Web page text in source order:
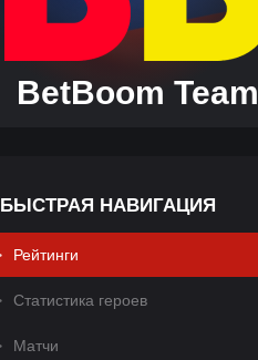
СРАВНИТЬ
BetBoom Team
БЫСТРАЯ НАВИГАЦИЯ
Рейтинги
Статистика героев
Матчи